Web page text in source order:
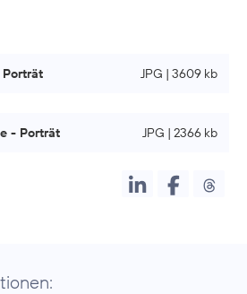
JPG | 3609 kb
- Porträt JPG | 2366 kb